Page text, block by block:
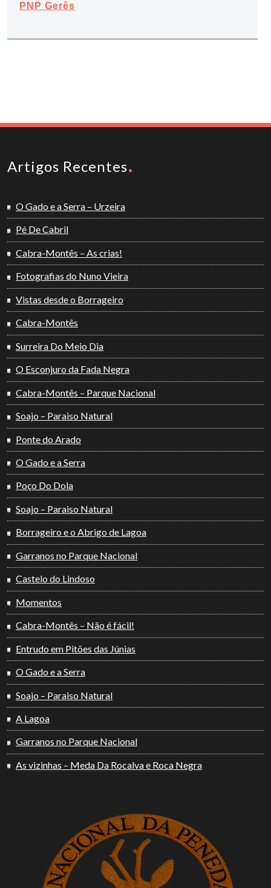
PNP Gerês
Artigos Recentes
O Gado e a Serra – Urzeira
Pé De Cabril
Cabra-Montês – As crias!
Fotografias do Nuno Vieira
Vistas desde o Borrageiro
Cabra-Montês
Surreira Do Meio Dia
O Esconjuro da Fada Negra
Cabra-Montês – Parque Nacional
Soajo – Paraiso Natural
Ponte do Arado
O Gado e a Serra
Poço Do Dola
Soajo – Paraiso Natural
Borrageiro e o Abrigo de Lagoa
Garranos no Parque Nacional
Castelo do Lindoso
Momentos
Cabra-Montês – Não é fácil!
Entrudo em Pitões das Júnias
O Gado e a Serra
Soajo – Paraiso Natural
A Lagoa
Garranos no Parque Nacional
As vizinhas – Meda Da Rocalva e Roca Negra